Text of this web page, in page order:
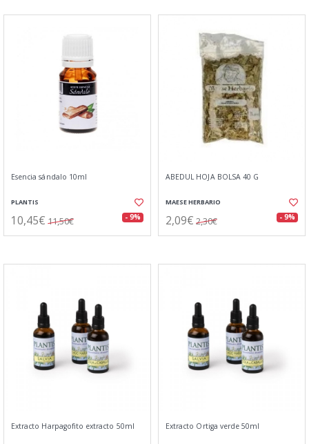
Esencia sándalo 10ml
PLANTIS
10,45€ 11,50€ - 9%
ABEDUL HOJA BOLSA 40 G
MAESE HERBARIO
2,09€ 2,30€ - 9%
Extracto Harpagofito extracto 50ml Extracto Ortiga verde 50ml